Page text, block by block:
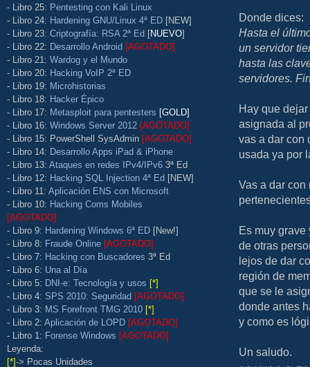
- Libro 25: Pentesting con Kali Linux
- Libro 24: Hardening GNU/Linux 4ª ED [NEW]
- Libro 23: Criptografía: RSA 2ª Ed [NUEVO]
- Libro 22: Desarrollo Android [AGOTADO]
- Libro 21: Wardog y el Mundo
- Libro 20: Hacking VoIP 2ª ED
- Libro 19: Microhistorias
- Libro 18: Hacker Épico
- Libro 17: Metasploit para pentesters [GOLD]
- Libro 16: Windows Server 2012 [AGOTADO]
- Libro 15: PowerShell SysAdmin [AGOTADO]
- Libro 14: Desarrollo Apps iPad & iPhone
- Libro 13: Ataques en redes IPv4/IPv6 3ª Ed
- Libro 12: Hacking SQL Injection 4ª Ed [NEW]
- Libro 11: Aplicación ENS con Microsoft
- Libro 10: Hacking Coms Mobiles
[AGOTADO]
- Libro 9: Hardening Windows 6ª ED [New!]
- Libro 8: Fraude Online [AGOTADO]
- Libro 7: Hacking con Buscadores 3ª Ed
- Libro 6: Una al Día
- Libro 5: DNI-e: Tecnología y usos [*]
- Libro 4: SPS 2010: Seguridad [AGOTADO]
- Libro 3: MS Forefront TMG 2010 [*]
- Libro 2: Aplicación de LOPD [AGOTADO]
- Libro 1: Forense Windows [AGOTADO]
Leyenda:
[*]-> Pocas Unidades
Donde dices:
Hasta el
un servidor
hasta las
servidores.
Hay que
asignada al
vas a dar con
usada ya por
Vas a dar
Es muy
de otras
lejos de dar
región de
que se le
donde antes
y como es
Un saludo.